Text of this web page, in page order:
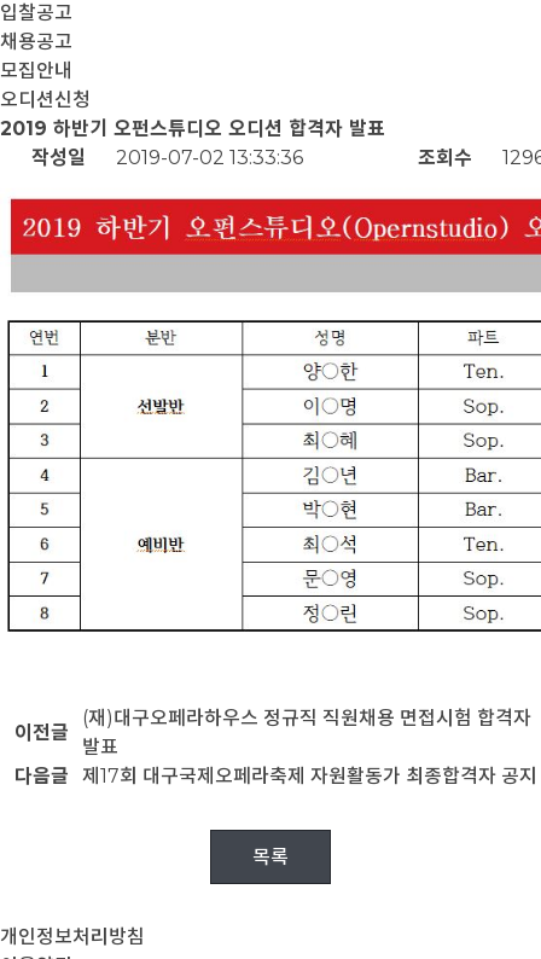
입찰공고
채용공고
모집안내
오디션신청
2019 하반기 오펀스튜디오 오디션 합격자 발표
작성일
2019-07-02 13:33:36 조회수
이전글
(재)대구오페라하우스 정규직 직원채용 면접시험 합격자
발표
다음글
제17회 대구국제오페라축제 자원활동가 최종합격자 공지
목록
개인정보처리방침